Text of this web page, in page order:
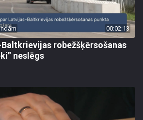
00:02:13
robežšķērsošanas
neslēgs